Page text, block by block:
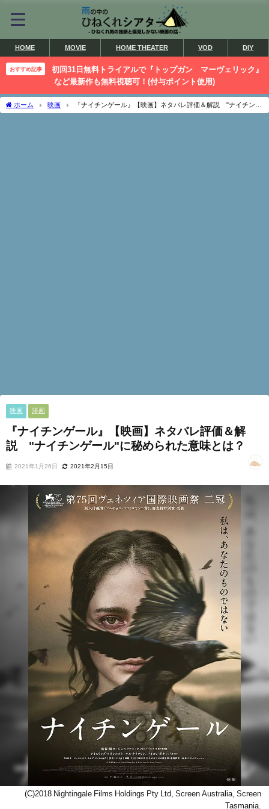
HOME MOVIE HOME THEATER VOD DIY
おすすめ記事
初回31日無料トライアルで『トップガン マーヴェリック』
など最新作も無料視聴可！(付与ポイント使用)
ホーム 映画
『ナイチンゲール』【映画】ネタバレ評価＆解説 "ナイチンゲ
ール"に秘められた意味とは？
映画 洋画
『ナイチンゲール』【映画】ネタバレ評価＆解
説 "ナイチンゲール"に秘められた意味とは？
2021年1月26日 2021年2月15日
(C)2018 Nightingale Films Holdings Pty Ltd, Screen Australia, Screen
Tasmania.